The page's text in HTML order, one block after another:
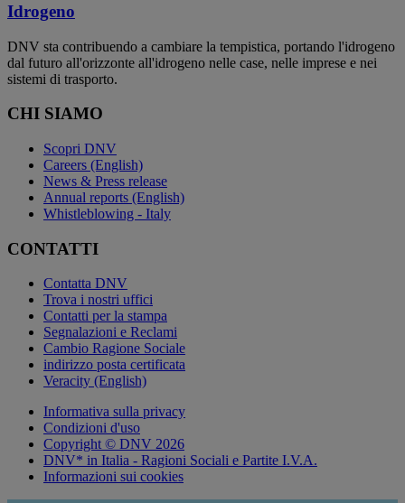
Idrogeno
DNV sta contribuendo a cambiare la tempistica, portando l'idrogeno
dal futuro all'orizzonte all'idrogeno nelle case, nelle imprese e nei
sistemi di trasporto.
CHI SIAMO
Scopri DNV
Careers (English)
News & Press release
Annual reports (English)
Whistleblowing - Italy
CONTATTI
Contatta DNV
Trova i nostri uffici
Contatti per la stampa
Segnalazioni e Reclami
Cambio Ragione Sociale
indirizzo posta certificata
Veracity (English)
Informativa sulla privacy
Condizioni d'uso
Copyright © DNV 2026
DNV* in Italia - Ragioni Sociali e Partite I.V.A.
Informazioni sui cookies